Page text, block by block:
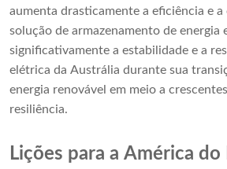
aumenta drasticamente a eficiência e
solução de armazenamento de energia
significativamente a estabilidade e a
elétrica da Austrália durante sua
energia renovável em meio a
resiliência.
Lições para a América